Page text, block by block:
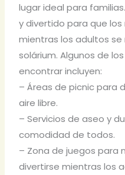
lugar ideal para
y divertido para que
mientras los adultos se
solárium. Algunos de
encontrar incluyen:
– Áreas de picnic para
aire libre.
– Servicios de aseo y
comodidad de todos.
– Zona de juegos para
divertirse mientras los